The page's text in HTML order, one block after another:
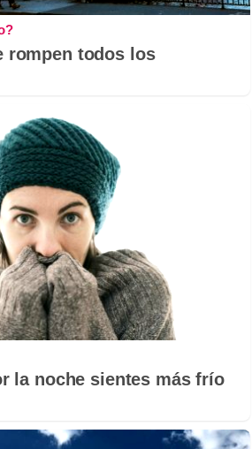
rompen todos los
la noche sientes más frío